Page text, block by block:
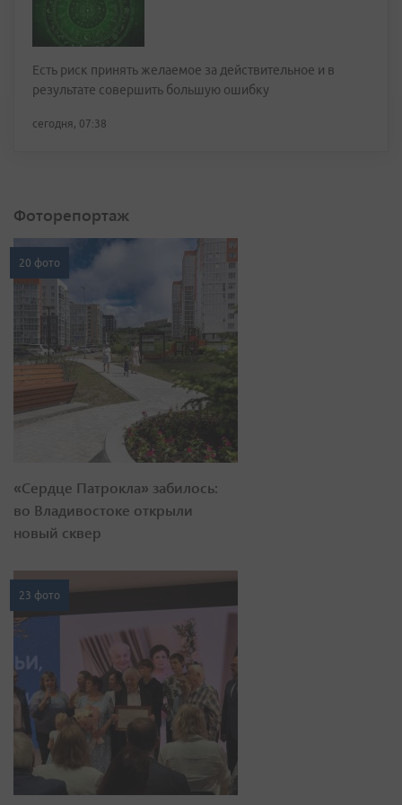
Есть риск принять желаемое за действительное и в
результате совершить большую ошибку
сегодня, 07:38
Фоторепортаж
20 фото
«Сердце Патрокла» забилось:
во Владивостоке открыли
новый сквер
23 фото